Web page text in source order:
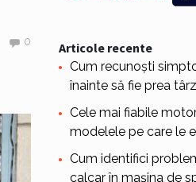
0 Articole recente
Cum recunoști
înainte să fie prea
Cele mai fiabile
modelele pe care le
Cum identifici
calcar în mașina de